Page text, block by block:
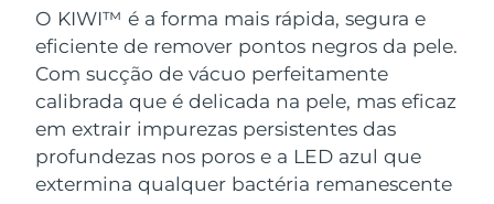
O KIWI™ é a forma mais rápida, segura e
eficiente de remover pontos negros da pele.
Com sucção de vácuo perfeitamente
calibrada que é delicada na pele, mas eficaz
em extrair impurezas persistentes das
profundezas nos poros e a LED azul que
extermina qualquer bactéria remanescente
Massage, LED heating
LUNA™ 4 Men
For men, anti-aging massage
Microcurrent toning on-the-go
BEAR™ 2 eyes & lips
Microcurrent line smoothing device
UFO™ 3 kit
Deep facial hydration
UFO™ 3 LED
Near-infrared and red light therapy
device
issa™ 4
Hybrid silicone sonic toothbrush
issa™ 4 plus
Smart hybrid silicone sonic toothbrush
TRATAMENTO ANTIENVELHECIMENTO
FAQ™
Antienvelhecimento Tratamentos LED
NEW
Brunei Entrega prevista8/16/26
Bulgária Entrega prevista
Canadá Entrega prevista
Chile Entrega prevista8/15/26